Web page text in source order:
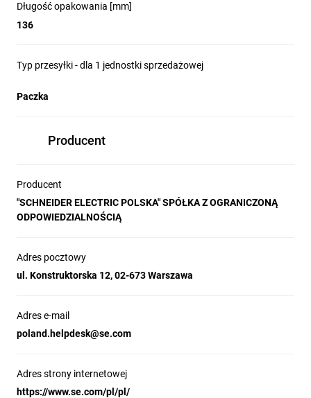
Długość opakowania [mm]
136
Typ przesyłki - dla 1 jednostki sprzedażowej
Paczka
Producent
Producent
"SCHNEIDER ELECTRIC POLSKA" SPÓŁKA Z OGRANICZONĄ
ODPOWIEDZIALNOŚCIĄ
Adres pocztowy
ul. Konstruktorska 12, 02-673 Warszawa
Adres e-mail
poland.helpdesk@se.com
Adres strony internetowej
https://www.se.com/pl/pl/